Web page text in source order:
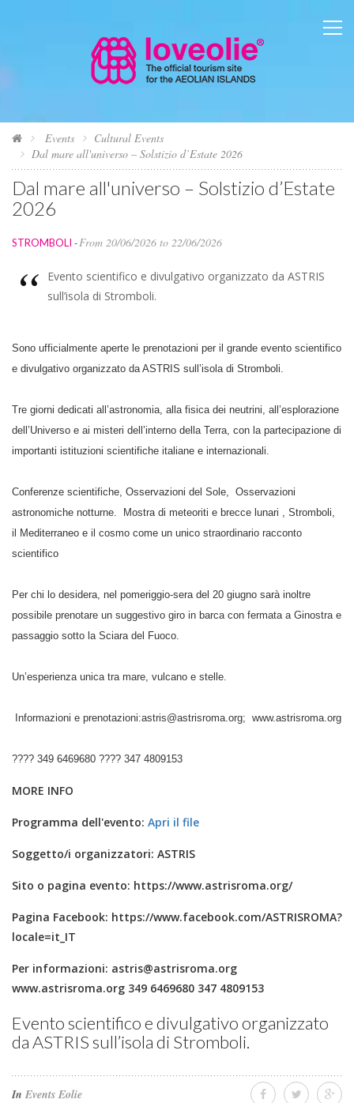
Events
Cultural Events
Dal mare all'universo – Solstizio d’Estate 2026
Dal mare all'universo – Solstizio d’Estate
2026
STROMBOLI -From 20/06/2026 to 22/06/2026
Evento scientifico e divulgativo organizzato da ASTRIS
sull’isola di Stromboli.
Sono ufficialmente aperte le prenotazioni per il grande evento scientifico
e divulgativo organizzato da ASTRIS sull’isola di Stromboli.
Tre giorni dedicati all’astronomia, alla fisica dei neutrini, all’esplorazione
dell’Universo e ai misteri dell’interno della Terra, con la partecipazione di
importanti istituzioni scientifiche italiane e internazionali.
Conferenze scientifiche, Osservazioni del Sole, Osservazioni
astronomiche notturne. Mostra di meteoriti e brecce lunari , Stromboli,
il Mediterraneo e il cosmo come un unico straordinario racconto
scientifico
Per chi lo desidera, nel pomeriggio-sera del 20 giugno sarà inoltre
possibile prenotare un suggestivo giro in barca con fermata a Ginostra e
passaggio sotto la Sciara del Fuoco.
Un’esperienza unica tra mare, vulcano e stelle.
Informazioni e prenotazioni:astris@astrisroma.org; www.astrisroma.org
???? 349 6469680 ???? 347 4809153
MORE INFO
Programma dell'evento: Apri il file
Soggetto/i organizzatori: ASTRIS
Sito o pagina evento: https://www.astrisroma.org/
Pagina Facebook: https://www.facebook.com/ASTRISROMA?
locale=it_IT
Per informazioni: astris@astrisroma.org
www.astrisroma.org 349 6469680 347 4809153
Evento scientifico e divulgativo organizzato
da ASTRIS sull’isola di Stromboli.
In Events Eolie